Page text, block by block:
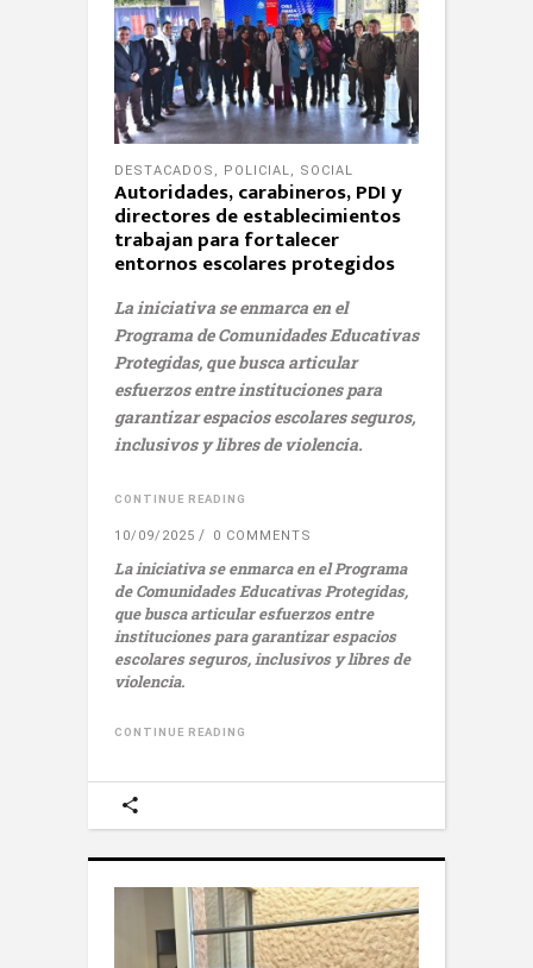
DESTACADOS , POLICIAL, SOCIAL
Autoridades, carabineros, PDI y
directores de establecimientos
trabajan para fortalecer
entornos escolares protegidos
La iniciativa se enmarca en el
Programa de Comunidades Educativas
Protegidas, que busca articular
esfuerzos entre instituciones para
garantizar espacios escolares seguros,
inclusivos y libres de violencia.
CONTINUE READING
10/09/2025 0 COMMENTS
La iniciativa se enmarca en el Programa
de Comunidades Educativas Protegidas,
que busca articular esfuerzos entre
instituciones para garantizar espacios
escolares seguros, inclusivos y libres de
violencia.
CONTINUE READING